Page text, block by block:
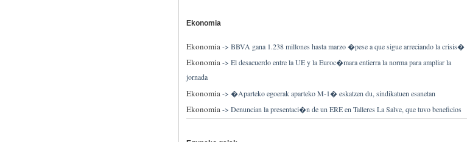
Ekonomia
Ekonomia-> BBVA gana 1.238 millones hasta marzo �pese a que sigue arreciando la crisis�
Ekonomia-> El desacuerdo entre la UE y la Euroc�mara entierra la norma para ampliar la
jornada
Ekonomia-> �Aparteko egoerak aparteko M-1� eskatzen du, sindikatuen esanetan
Ekonomia-> Denuncian la presentaci�n de un ERE en Talleres La Salve, que tuvo beneficios